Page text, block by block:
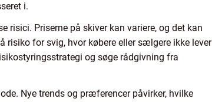
i.
risici. Priserne på skiver kan variere, og det kan
for svig, hvor købere eller sælgere ikke lever
og søge rådgivning fra
Nye trends og præferencer påvirker, hvilke